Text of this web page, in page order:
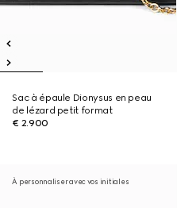
Sac à épaule Dionysus en peau
de lézard petit format
€ 2.900
À personnaliser avec vos initiales